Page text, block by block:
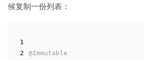
候复制一份列表：
@Immutable